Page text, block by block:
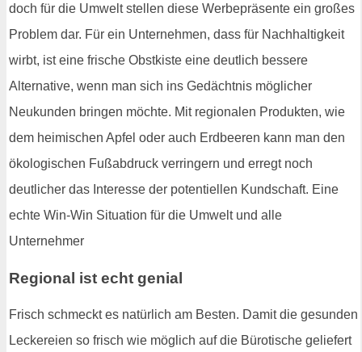
doch für die Umwelt stellen diese Werbepräsente ein großes
Problem dar. Für ein Unternehmen, dass für Nachhaltigkeit
wirbt, ist eine frische Obstkiste eine deutlich bessere
Alternative, wenn man sich ins Gedächtnis möglicher
Neukunden bringen möchte. Mit regionalen Produkten, wie
dem heimischen Apfel oder auch Erdbeeren kann man den
ökologischen Fußabdruck verringern und erregt noch
deutlicher das Interesse der potentiellen Kundschaft. Eine
echte Win-Win Situation für die Umwelt und alle
Unternehmer
Regional ist echt genial
Frisch schmeckt es natürlich am Besten. Damit die gesunden
Leckereien so frisch wie möglich auf die Bürotische geliefert